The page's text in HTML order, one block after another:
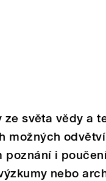
ze světa vědy a
možných
poznání i
nebo